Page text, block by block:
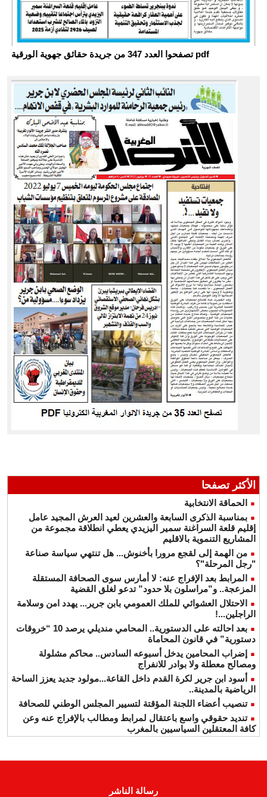
تصفحوا العدد 347 من جريدة حقائق جهوية الورقية pdf
الأكثر تصفحا
الحماقة الانتخابية
بمناسبة الذكرى السابعة والعشرين لعيد العرش المجيد عامل
إقليم قلعة السراغنة سمير اليزيدي يعطي انطلاقة مجموعة من
المشاريع التنموية بالاقليم
من الهمة إلى لقجع مرورا بأخنوش... هل تنتهي سياسة صناعة
"رجل المرحلة"؟
المرابط بعد الإفراج عنه: لا أمارس سوى الصحافة المستقلة
المزعجة.. و”مراسلون بلا حدود” تدعو لغلق القضية
الاحتلال العشوائي للملك العمومي بابن جرير... يهدد امن وسلامة
الراجلين...!
بعد احالته على الدستورية.. المحامي منديلي يرصد 10 “خروقات
دستورية” في قانون المحاماة
إضراب المحامين يدخل أسبوعه السادس.. محاكم مشلولة
ومصالح معطلة ولا بوادر للانفراج
أسود ابن جرير لكرة القدم داخل القاعة...مولود جديد يعزز الساحة
الرياضية بالمدينة..
تنصيب أعضاء اللجنة المؤقتة لتسيير المجلس الوطني للصحافة
تنديد حقوقي واسع باعتقال لمرابط ومطالب بالإفراج عنه وعن
كافة المعتقلين السياسيين بالمغرب
رسالة الناشر